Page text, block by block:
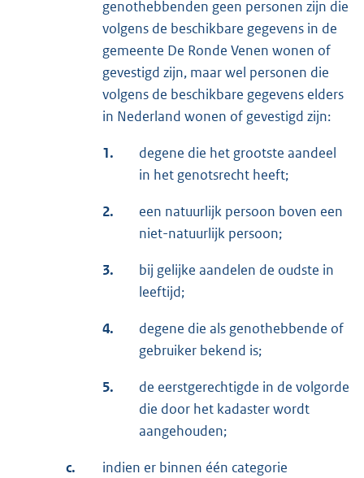
genothebbenden geen personen zijn die
volgens de beschikbare gegevens in de
gemeente De Ronde Venen wonen of
gevestigd zijn, maar wel personen die
volgens de beschikbare gegevens elders
in Nederland wonen of gevestigd zijn:
1.
degene die het grootste aandeel
in het genotsrecht heeft;
2.
een natuurlijk persoon boven een
niet-natuurlijk persoon;
3.
bij gelijke aandelen de oudste in
leeftijd;
4.
degene die als genothebbende of
gebruiker bekend is;
5.
de eerstgerechtigde in de volgorde
die door het kadaster wordt
aangehouden;
c.
indien er binnen één categorie